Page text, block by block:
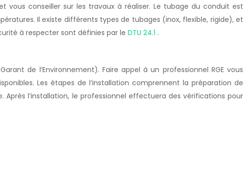
vous conseiller sur les travaux à réaliser. Le tubage du conduit est
Il existe différents types de tubages (inox, flexible, rigide), et
à respecter sont définies par le DTU 24.1 .
de l’Environnement). Faire appel à un professionnel RGE vous
Les étapes de l’installation comprennent la préparation de
l’installation, le professionnel effectuera des vérifications pour